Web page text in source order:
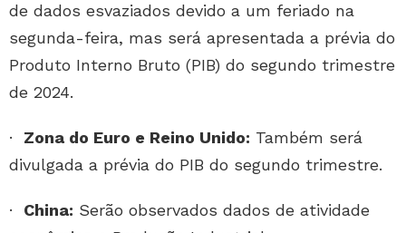
de dados esvaziados devido a um feriado na
segunda-feira, mas será apresentada a prévia do
Produto Interno Bruto (PIB) do segundo trimestre
de 2024.
· Zona do Euro e Reino Unido: Também será
divulgada a prévia do PIB do segundo trimestre.
· China: Serão observados dados de atividade